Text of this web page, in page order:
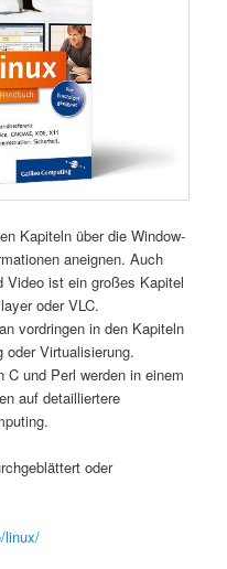
Kapiteln über die Window-
aneignen. Auch
Video ist ein großes Kapitel
oder VLC.
vordringen in den Kapiteln
oder Virtualisierung.
und Perl werden in einem
auf detailliertere
oder
linux/